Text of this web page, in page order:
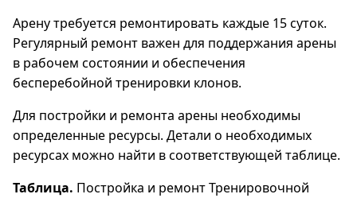
Арену требуется ремонтировать каждые 15 суток.
Регулярный ремонт важен для поддержания арены
в рабочем состоянии и обеспечения
бесперебойной тренировки клонов.
Для постройки и ремонта арены необходимы
определенные ресурсы. Детали о необходимых
ресурсах можно найти в соответствующей таблице.
Таблица. Постройка и ремонт Тренировочной